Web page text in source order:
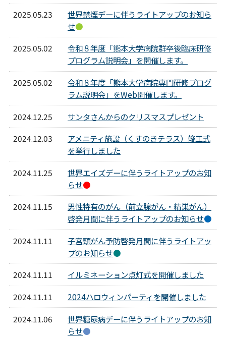
2025.05.23
世界禁煙デーに伴うライトアップのお知ら
せ●
2025.05.02
令和８年度「熊本大学病院群卒後臨床研修
プログラム説明会」を開催します。
2025.05.02
令和８年度「熊本大学病院専門研修プログ
ラム説明会」をWeb開催します。
2024.12.25
サンタさんからのクリスマスプレゼント
2024.12.03
アメニティ施設（くすのきテラス）竣工式
を挙行しました
2024.11.25
世界エイズデーに伴うライトアップのお知
らせ●
2024.11.15
男性特有のがん（前立腺がん・精巣がん）
啓発月間に伴うライトアップのお知らせ●
2024.11.11
子宮頸がん予防啓発月間に伴うライトアッ
プのお知らせ●
2024.11.11
イルミネーション点灯式を開催しました
2024.11.11
2024ハロウィンパーティを開催しました
2024.11.06
世界糖尿病デーに伴うライトアップのお知
らせ●